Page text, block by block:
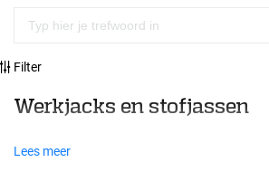
Filter
Werkjacks en stofjassen
Lees meer